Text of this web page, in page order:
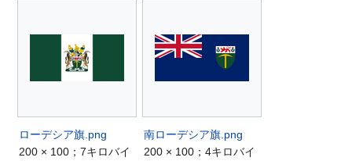
ローデシア旗.png
200 × 100；7キロバイ
南ローデシア旗.png
200 × 100；4キロバイ